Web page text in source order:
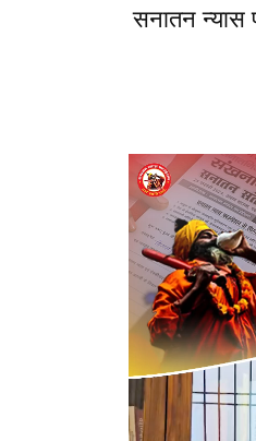
सनातन न्यास